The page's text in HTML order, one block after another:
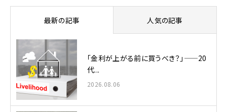
最新の記事 人気の記事
「金利が上がる前に買うべき？」——20
代...
2026.08.06